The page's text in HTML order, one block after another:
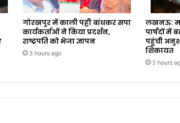
गोरखपुर में काली पट्टी बांधकर सपा
कार्यकर्ताओं ने किया प्रदर्शन,
राष्ट्रपति को भेजा ज्ञापन
3 hours ago
लखनऊ:
पार्षदों में
पहुंची
शिकायत
3 hours